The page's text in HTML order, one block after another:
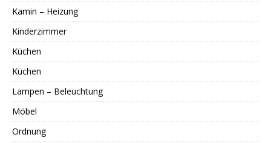
Kamin – Heizung
Kinderzimmer
Küchen
Küchen
Lampen – Beleuchtung
Möbel
Ordnung